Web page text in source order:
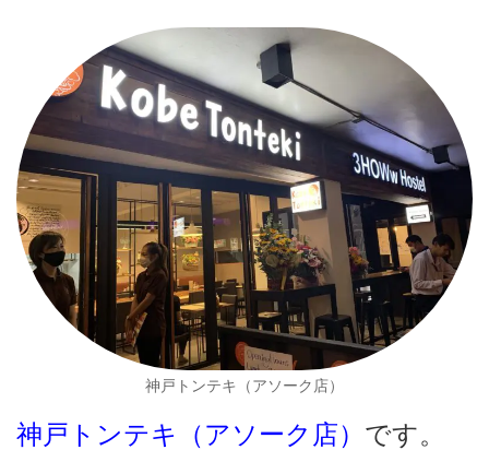
神戸トンテキ（アソーク店）
神戸トンテキ（アソーク店） です。